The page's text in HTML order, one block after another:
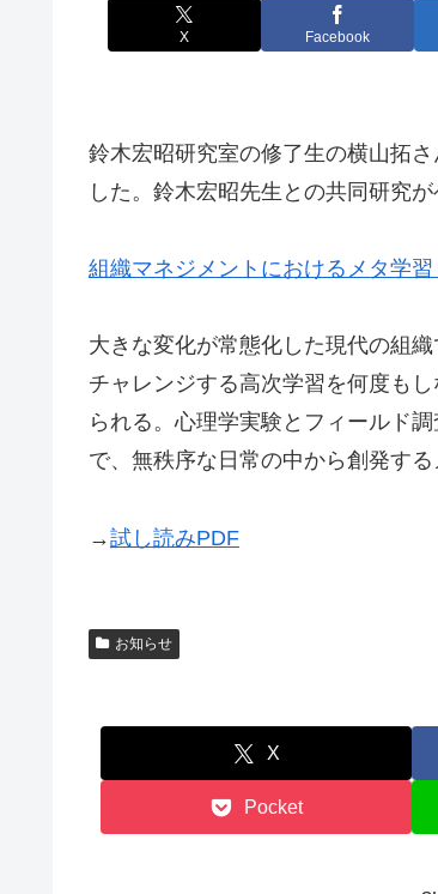
X Facebook
鈴木宏昭研究室の修了生の横山拓
した。鈴木宏昭先生との共同研究
組織マネジメントにおけるメタ学
大きな変化が常態化した現代の組
チャレンジする高次学習を何度も
られる。心理学実験とフィールド
で、無秩序な日常の中から創発す
→試し読みPDF
お知らせ
X
Pocket